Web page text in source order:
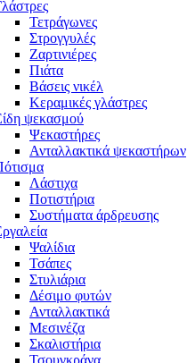
Τετράγωνες
Στρογγυλές
Ζαρτινιέρες
Πιάτα
Βάσεις νικέλ
Κεραμικές γλάστρες
ψεκασμού
Ψεκαστήρες
Ανταλλακτικά ψεκαστήρων
Λάστιχα
Ποτιστήρια
Συστήματα άρδρευσης
Ψαλίδια
Τσάπες
Στυλιάρια
Δέσιμο φυτών
Ανταλλακτικά
Μεσινέζα
Σκαλιστήρια
Τσουγκράνα